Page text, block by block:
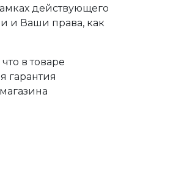
действующего
и Ваши права, как
в товаре
гарантия